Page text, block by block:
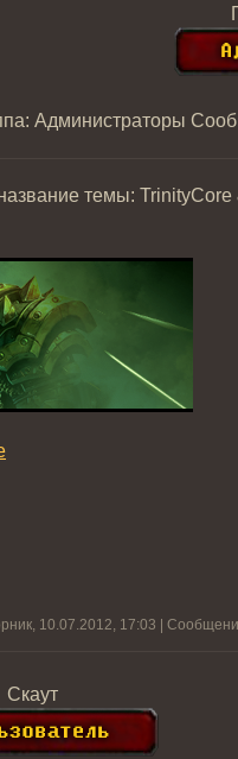
Администраторы
темы:
10.07.2012, 17:03 |
Скаут